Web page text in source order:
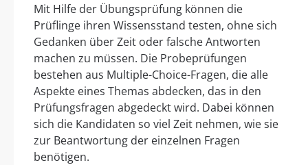
Mit Hilfe der Übungsprüfung können die
Prüflinge ihren Wissensstand testen, ohne sich
Gedanken über Zeit oder falsche Antworten
machen zu müssen. Die Probeprüfungen
bestehen aus Multiple-Choice-Fragen, die alle
Aspekte eines Themas abdecken, das in den
Prüfungsfragen abgedeckt wird. Dabei können
sich die Kandidaten so viel Zeit nehmen, wie sie
zur Beantwortung der einzelnen Fragen
benötigen.